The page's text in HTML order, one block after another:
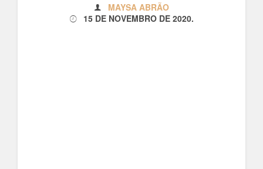
MAYSA ABRÃO
15 DE NOVEMBRO DE 2020.